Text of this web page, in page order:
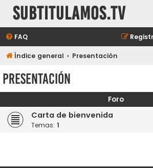
subtitulamos.tv
FAQ
Índice general Presentación
Presentación
Foro
Carta de bienvenida
Temas: 1